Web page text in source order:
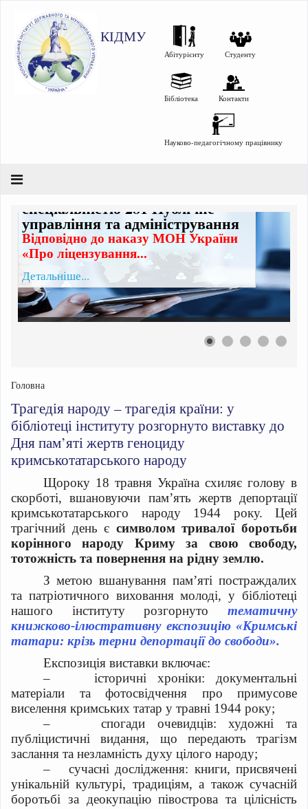
КІДМУ
Абітурієнту Студенту
Бібліотека Контакти
Науково-педагогічному працівнику
спеціальністю 281 Публічне
управління та адміністрування
Відповідно до наказу МОН України
«Про ліцензування...
Детальніше...
Головна
Трагедія народу – трагедія країни: у
бібліотеці інституту розгорнуто виставку до
Дня пам’яті жертв геноциду
кримськотатарського народу
Щороку 18 травня Україна схиляє голову в
скорботі, вшановуючи пам’ять жертв депортації
кримськотатарського народу 1944 року. Цей
трагічний день є символом тривалої боротьби
корінного народу Криму за свою свободу,
тотожність та повернення на рідну землю.
З метою вшанування пам’яті постраждалих
та патріотичного виховання молоді, у бібліотеці
нашого інституту розгорнуто тематичну
книжково-ілюстративну експозицію «Кримські
татари: крізь терни депортації до свободи».
Експозиція виставки включає:
–
історичні хроніки: документальні
матеріали та фотосвідчення про примусове
виселення кримських татар у травні 1944 року;
–
спогади очевидців: художні та
публіцистичні видання, що передають трагізм
заслання та незламність духу цілого народу;
–
сучасні дослідження: книги, присвячені
унікальній культурі, традиціям, а також сучасній
боротьбі за деокупацію півострова та цілісність